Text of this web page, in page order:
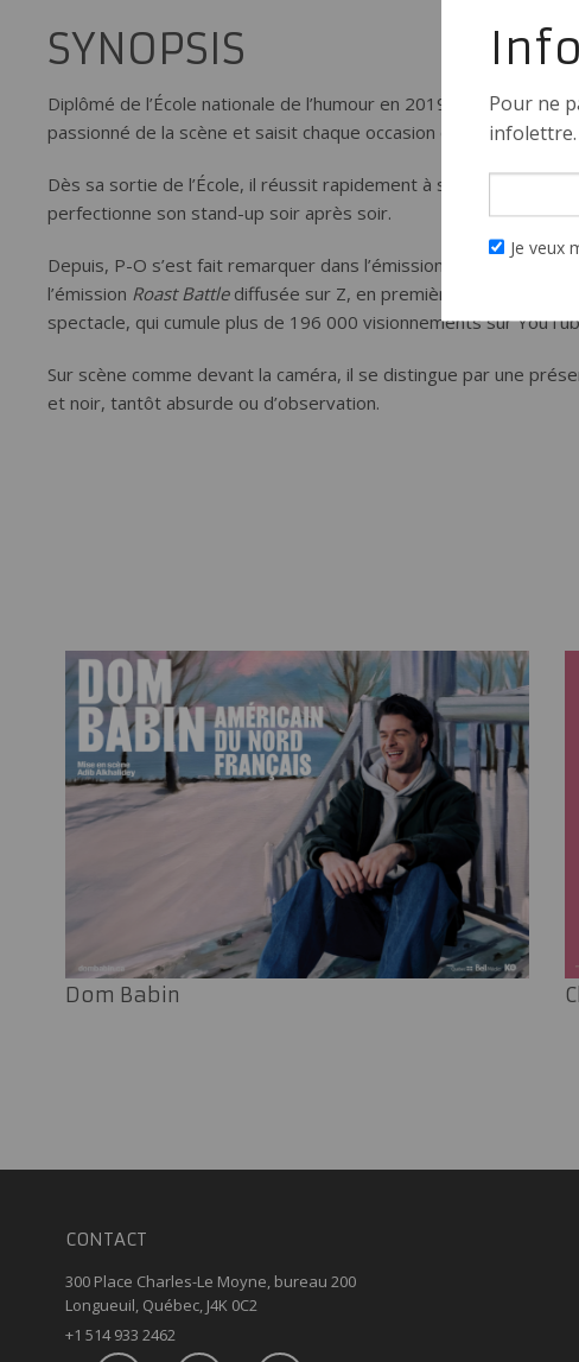
SYNOPSIS
Diplômé de l’École nationale de l’humour en 2019, où il
passionné de la scène et saisit chaque occasion de créer et de
Dès sa sortie de l’École, il réussit rapidement à se faire inviter
perfectionne son stand-up soir après soir.
Depuis, P-O s’est fait remarquer dans l’émission Le prochain
l’émission Roast Battlediffusée sur Z, en première partie de
spectacle, qui cumule plus de 196 000 visionnements sur
Sur scène comme devant la caméra, il se distingue par une
et noir, tantôt absurde ou d’observation.
Dom Babin
CONTACT
300 Place Charles-Le Moyne, bureau 200
Longueuil, Québec, J4K 0C2
+1 514 933 2462
Pour ne
infolettre.
Je veux